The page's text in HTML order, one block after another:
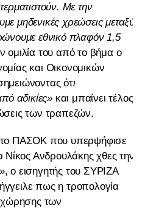
Με την
μηδενικές χρεώσεις μεταξύ
εθνικό πλαφόν 1,5
ομιλία του από το βήμα ο
και Οικονομικών
ότι
αδικίες» και μπαίνει τέλος
των τραπεζών.
το ΠΑΣΟΚ που υπερψήφισε
Νίκος Ανδρουλάκης χθες την
ο εισηγητής του ΣΥΡΙΖΑ
πως η τροπολογία
των